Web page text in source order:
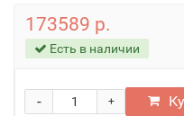
173589 р.
Есть в наличии
+
-